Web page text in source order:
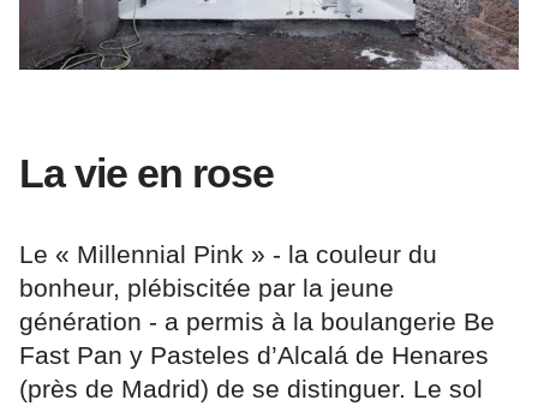
La vie en rose
Le « Millennial Pink » - la couleur du
bonheur, plébiscitée par la jeune
génération - a permis à la boulangerie Be
Fast Pan y Pasteles d’Alcalá de Henares
(près de Madrid) de se distinguer. Le sol